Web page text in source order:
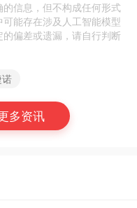
信息，但不构成任何形式
能存在涉及人工智能模型
偏差或遗漏，请自行判断
多资讯